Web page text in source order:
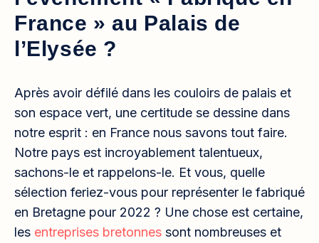
France » au Palais de
l’Elysée ?
Après avoir défilé dans les couloirs de palais et
son espace vert, une certitude se dessine dans
notre esprit : en France nous savons tout faire.
Notre pays est incroyablement talentueux,
sachons-le et rappelons-le. Et vous, quelle
sélection feriez-vous pour représenter le fabriqué
en Bretagne pour 2022 ? Une chose est certaine,
les entreprises bretonnes sont nombreuses et